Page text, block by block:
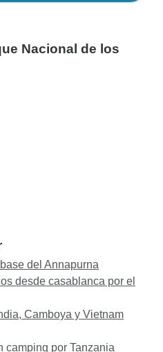
Nacional de los
del Annapurna
desde casablanca por el
Camboya y Vietnam
camping por Tanzania